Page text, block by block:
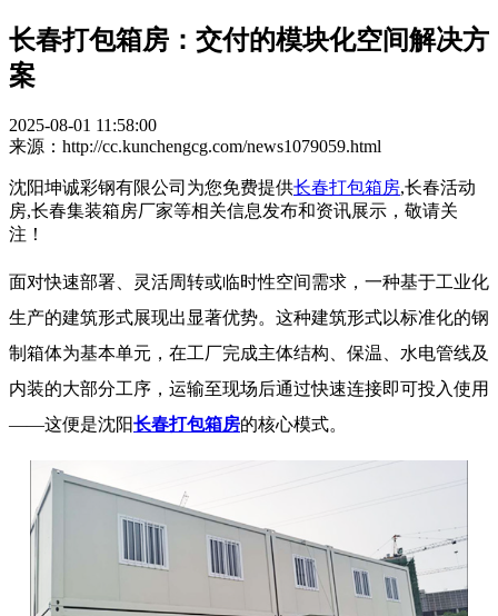
长春打包箱房：交付的模块化空间解决方
案
2025-08-01 11:58:00
来源：http://cc.kunchengcg.com/news1079059.html
沈阳坤诚彩钢有限公司为您免费提供长春打包箱房,长春活动
房,长春集装箱房厂家等相关信息发布和资讯展示，敬请关
注！
面对快速部署、灵活周转或临时性空间需求，一种基于工业化
生产的建筑形式展现出显著优势。这种建筑形式以标准化的钢
制箱体为基本单元，在工厂完成主体结构、保温、水电管线及
内装的大部分工序，运输至现场后通过快速连接即可投入使用
——这便是沈阳长春打包箱房的核心模式。